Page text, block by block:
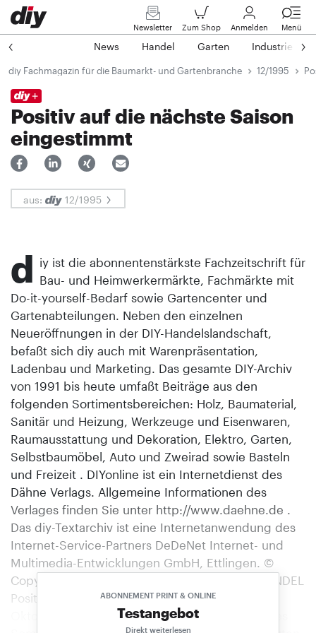
Newsletter Zum Shop Anmelden Menü
News Handel Garten Industrie
diy Fachmagazin für die Baumarkt- und Gartenbranche 12/1995
Positiv auf die nächste Saison
eingestimmt
aus: 12/1995
ABONNEMENT PRINT & ONLINE
Testangebot
Direkt weiterlesen
d iy ist die abonnentenstärkste Fachzeitschrift für
Bau- und Heimwerkermärkte, Fachmärkte mit
Do-it-yourself-Bedarf sowie Gartencenter und
Gartenabteilungen. Neben den einzelnen
Neueröffnungen in der DIY-Handelslandschaft,
befaßt sich diy auch mit Warenpräsentation,
Ladenbau und Marketing. Das gesamte DIY-Archiv
von 1991 bis heute umfaßt Beiträge aus den
folgenden Sortimentsbereichen: Holz, Baumaterial,
Sanitär und Heizung, Werkzeuge und Eisenwaren,
Raumausstattung und Dekoration, Elektro, Garten,
Selbstbaumöbel, Auto und Zweirad sowie Basteln
und Freizeit . DIYonline ist ein Internetdienst des
Dähne Verlags. Allgemeine Informationen des
Verlages finden Sie unter http://www.daehne.de .
Das diy-Textarchiv ist eine Internetanwendung des
Internet-Service-Partners DeDeNet Internet- und
Multimedia-Entwicklungen GmbH, Ettlingen. ©
Copyright 1998, Dähne Verlag, Ettlingen. HANDEL
Positiv auf die nächste Saison eingestimmt Die
Oktober-Börse der EK stand ganz im Zeichen des